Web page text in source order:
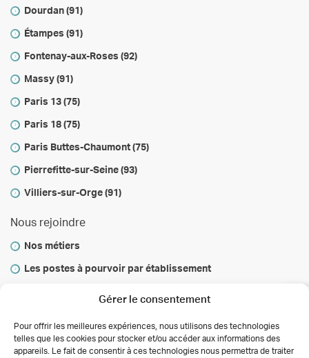
Gérer le consentement
Pour offrir les meilleures expériences, nous utilisons des technologies
telles que les cookies pour stocker et/ou accéder aux informations des
appareils. Le fait de consentir à ces technologies nous permettra de traiter
Dourdan (91)
Étampes (91)
Fontenay-aux-Roses (92)
Massy (91)
Paris 13 (75)
Paris 18 (75)
Paris Buttes-Chaumont (75)
Pierrefitte-sur-Seine (93)
Villiers-sur-Orge (91)
Nous rejoindre
Nos métiers
Les postes à pourvoir par établissement
Infos & conseils
Actualités